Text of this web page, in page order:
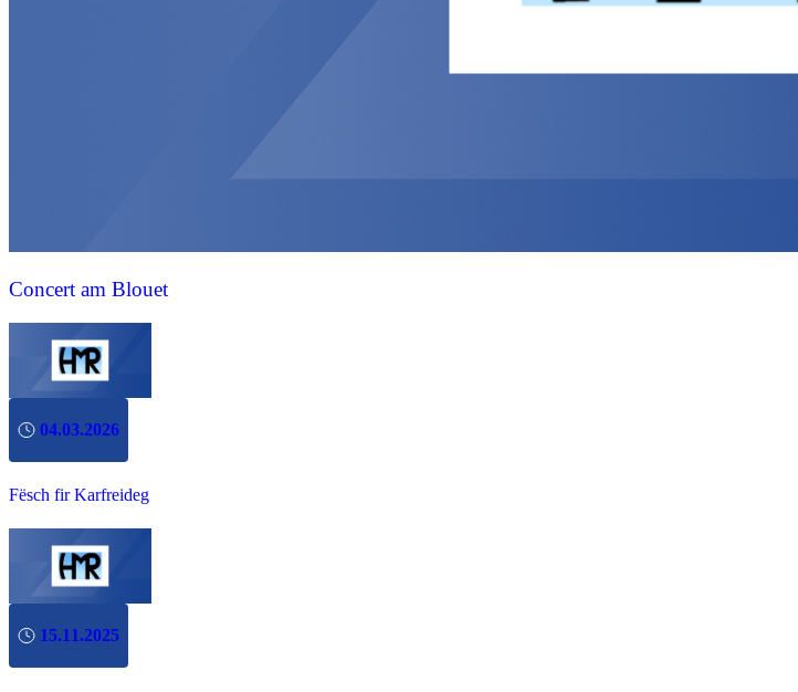
Concert am Blouet
04.03.2026
Fësch fir Karfreideg
15.11.2025